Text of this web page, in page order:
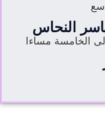
النحاس
الخامسة مساءا